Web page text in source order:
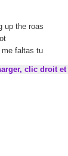
up the roas
faltas tu
clic droit